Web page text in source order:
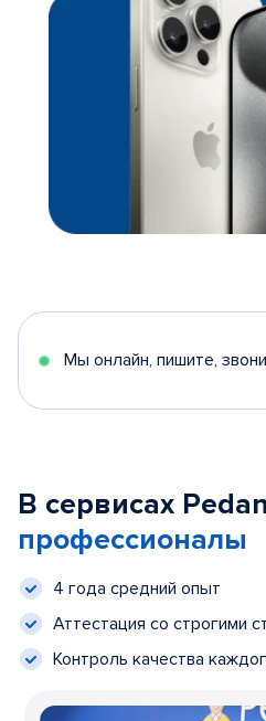
Мы онлайн, пишите,
В сервисах
профессионалы
4 года средний опыт
Аттестация со строгими
Контроль качества